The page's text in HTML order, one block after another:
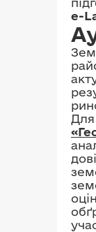
e-
Для